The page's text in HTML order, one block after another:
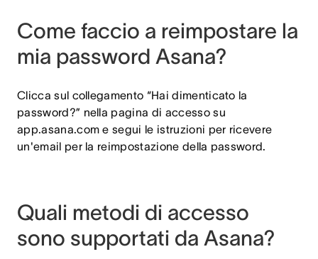
Come faccio a reimpostare la
mia password Asana?
Clicca sul collegamento “Hai dimenticato la
password?” nella pagina di accesso su
app.asana.com e segui le istruzioni per ricevere
un'email per la reimpostazione della password.
Quali metodi di accesso
sono supportati da Asana?